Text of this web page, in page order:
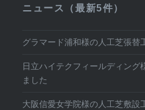
ニュース（最新5件）
グラマード浦和様の人工芝張替
日立ハイテクフィールディング
ました
大阪信愛女学院様の人工芝敷設